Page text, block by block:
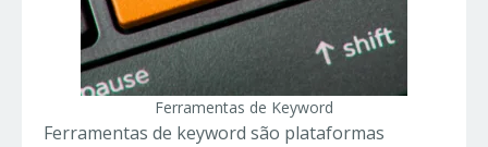
Ferramentas de Keyword
Ferramentas de keyword são plataformas